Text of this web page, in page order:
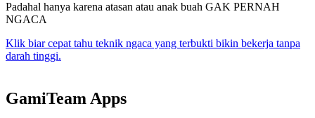
Padahal hanya karena atasan atau anak buah GAK PERNAH
NGACA
Klik biar cepat tahu teknik ngaca yang terbukti bikin bekerja tanpa
darah tinggi.
GamiTeam Apps